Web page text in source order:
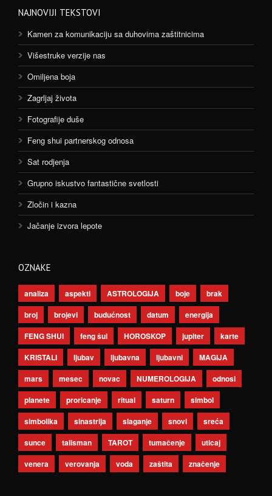
NAJNOVIJI TEKSTOVI
Kamen za komunikaciju sa duhovima zaštitnicima
Višestruke verzije nas
Omiljena boja
Zagrljaj života
Fotografije duše
Feng shui partnerskog odnosa
Sat rodjenja
Grupno iskustvo fantastične svetlosti
Zločin i kazna
Jačanje izvora lepote
OZNAKE
analiza aspekti ASTROLOGIJA boje
brak
broj
brojevi budućnost datum
energija
FENG SHUI
feng šui HOROSKOP jupiter
karte
KRISTALI
ljubav ljubavna ljubavni
MAGIJA
mars
mesec novac NUMEROLOGIJA
odnosi
planete
proricanje ritual saturn
simbol
simbolika
sinastrija slaganje snovi
sreća
sunce
talisman TAROT tumačenje
uticaj
venera
verovanja voda zaštita značenje